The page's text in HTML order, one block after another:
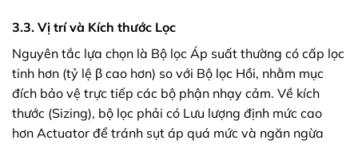
3.3. Vị trí và Kích thước Lọc
Nguyên tắc lựa chọn là Bộ lọc Áp suất thường có cấp lọc
tinh hơn (tỷ lệ β cao hơn) so với Bộ lọc Hồi, nhằm mục
đích bảo vệ trực tiếp các bộ phận nhạy cảm. Về kích
thước (Sizing), bộ lọc phải có Lưu lượng định mức cao
hơn Actuator để tránh sụt áp quá mức và ngăn ngừa